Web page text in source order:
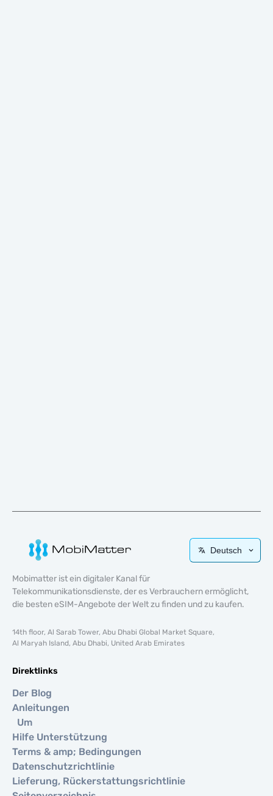
Deutsch
Mobimatter ist ein digitaler Kanal für
Telekommunikationsdienste, der es Verbrauchern ermöglicht,
die besten eSIM-Angebote der Welt zu finden und zu kaufen.
14th floor, Al Sarab Tower, Abu Dhabi Global Market Square,
Al Maryah Island, Abu Dhabi, United Arab Emirates
Direktlinks
Der Blog
Anleitungen
Um
Hilfe Unterstützung
Terms & amp; Bedingungen
Datenschutzrichtlinie
Lieferung, Rückerstattungsrichtlinie